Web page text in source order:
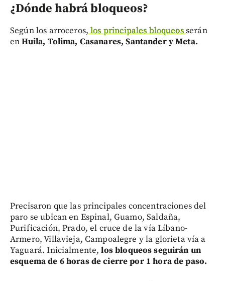
¿Dónde habrá bloqueos?
Según los arroceros, los principales bloqueosserán
enHuila, Tolima, Casanares, Santander y Meta.
Precisaron que las principales concentraciones del
paro se ubican en Espinal, Guamo, Saldaña,
Purificación, Prado, el cruce de la vía Líbano-
Armero, Villavieja, Campoalegre y la glorieta vía a
Yaguará. Inicialmente, los bloqueos seguirán un
esquema de 6 horas de cierre por 1 hora de paso.